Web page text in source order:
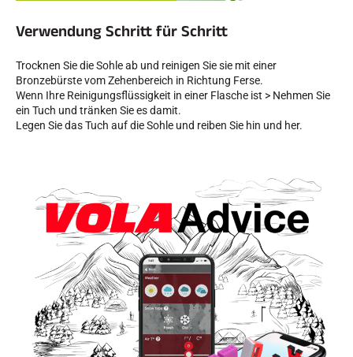
SKIFAHREN IN JEDEM GELÄNDE
SKILANGLAUF
Verwendung Schritt für Schritt
Trocknen Sie die Sohle ab und reinigen Sie sie mit einer
Bronzebürste vom Zehenbereich in Richtung Ferse.
Wenn Ihre Reinigungsflüssigkeit in einer Flasche ist > Nehmen Sie
ein Tuch und tränken Sie es damit.
Legen Sie das Tuch auf die Sohle und reiben Sie hin und her.